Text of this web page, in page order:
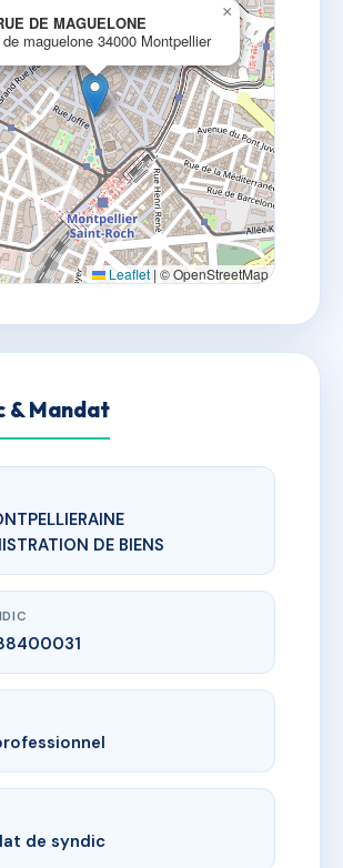
DE MAGUELONE
de maguelone 34000 Montpellier
×
Leaflet | © OpenStreetMap
& Mandat
DE BIENS
de syndic